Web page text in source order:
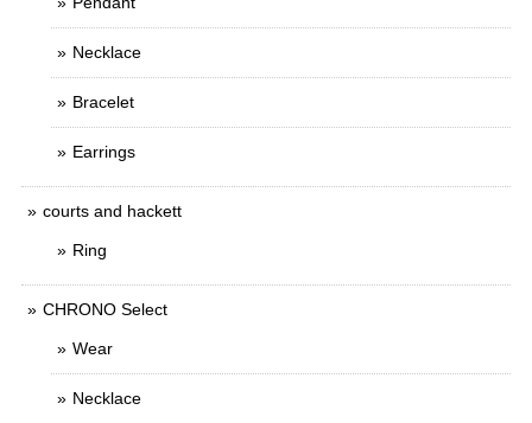
Necklace
Bracelet
Earrings
courts and hackett
Ring
CHRONO Select
Wear
Necklace